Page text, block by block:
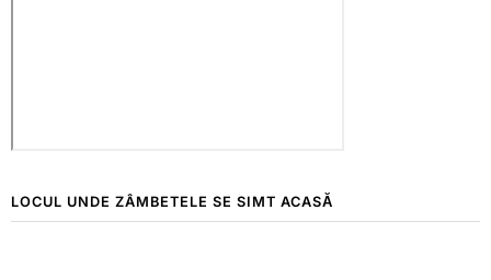
LOCUL UNDE ZÂMBETELE SE SIMT ACASĂ